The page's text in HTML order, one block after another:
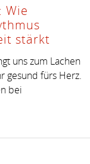
Wie
stärkt
uns zum Lachen
gesund fürs Herz.
bei